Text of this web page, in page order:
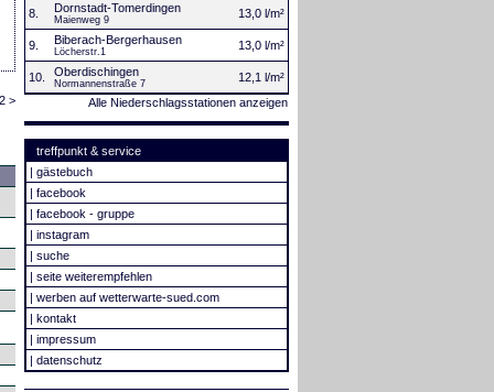
>
8. Dornstadt-Tomerdingen
Maienweg 9 13,0 l/m²
9. Biberach-Bergerhausen
Löcherstr.1 13,0 l/m²
10. Oberdischingen
Normannenstraße 7
12,1 l/m²
Alle Niederschlagsstationen anzeigen
treffpunkt & service
| gästebuch
| facebook
| facebook - gruppe
| instagram
| suche
| seite weiterempfehlen
| werben auf wetterwarte-sued.com
| kontakt
| impressum
| datenschutz